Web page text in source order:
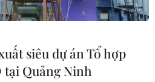
siêu dự án Tổ hợp
tại Quảng Ninh